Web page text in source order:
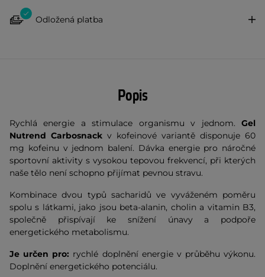
Odložená platba
Popis
Rychlá energie a stimulace organismu v jednom. Gel
Nutrend Carbosnack v kofeinové variantě disponuje 60
mg kofeinu v jednom balení. Dávka energie pro náročné
sportovní aktivity s vysokou tepovou frekvencí, při kterých
naše tělo není schopno přijímat pevnou stravu.
Kombinace dvou typů sacharidů ve vyváženém poměru
spolu s látkami, jako jsou beta-alanin, cholin a vitamin B3,
společně přispívají ke snížení únavy a podpoře
energetického metabolismu.
Je určen pro: rychlé doplnění energie v průběhu výkonu.
Doplnění energetického potenciálu.